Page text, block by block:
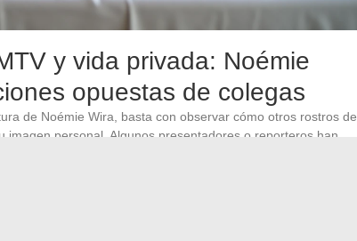
y vida privada: Noémie
opuestas de colegas
de Noémie Wira, basta con observar cómo otros rostros de
imagen personal. Algunos presentadores o reporteros han